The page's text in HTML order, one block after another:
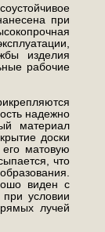
при
изделия
рабочие
надежно
материал
доски
матовую
что
виден с
условии
лучей